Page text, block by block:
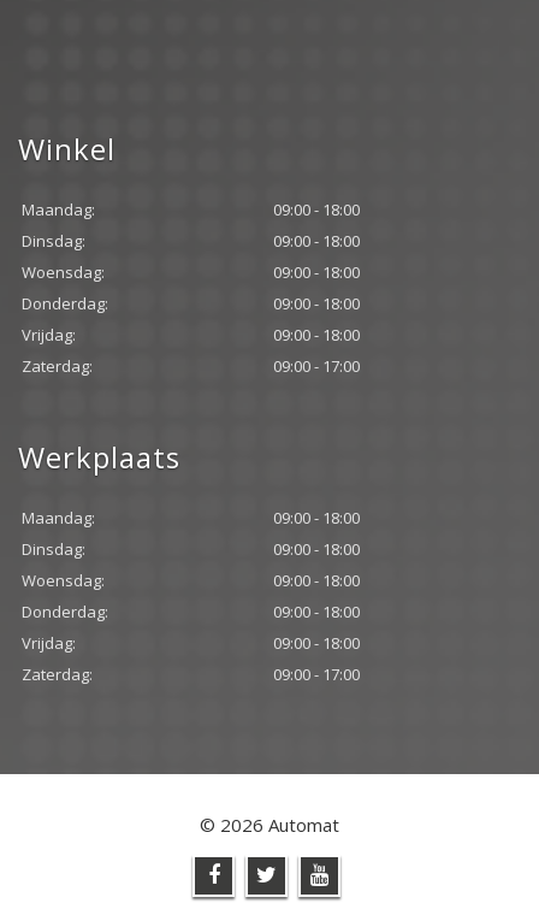
Winkel
Maandag:
09:00 - 18:00
Dinsdag:
09:00 - 18:00
Woensdag:
09:00 - 18:00
Donderdag:
09:00 - 18:00
Vrijdag:
09:00 - 18:00
Zaterdag:
09:00 - 17:00
Werkplaats
Maandag:
09:00 - 18:00
Dinsdag:
09:00 - 18:00
Woensdag:
09:00 - 18:00
Donderdag:
09:00 - 18:00
Vrijdag:
09:00 - 18:00
Zaterdag:
09:00 - 17:00
© 2026 Automat